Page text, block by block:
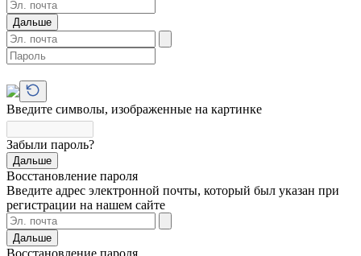
Дальше
Введите символы, изображенные на картинке
Забыли пароль?
Дальше
Восстановление пароля
Введите адрес электронной почты, который был указан при
регистрации на нашем сайте
Дальше